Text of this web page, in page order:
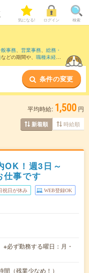
気になる! ログイン 検索
事務、 営業事務、 総務・
などの期間や、 職種未経験
条件の変更
平均時給: 1,500 円
新着順 時給順
OK！週3日～
仕事です
祝日が休み WEB登録OK
必ず勤務する曜日：月・
（残業少なめ！）